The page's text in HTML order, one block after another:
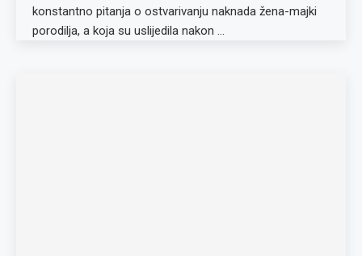
konstantno pitanja o ostvarivanju naknada žena-majki
porodilja, a koja su uslijedila nakon …